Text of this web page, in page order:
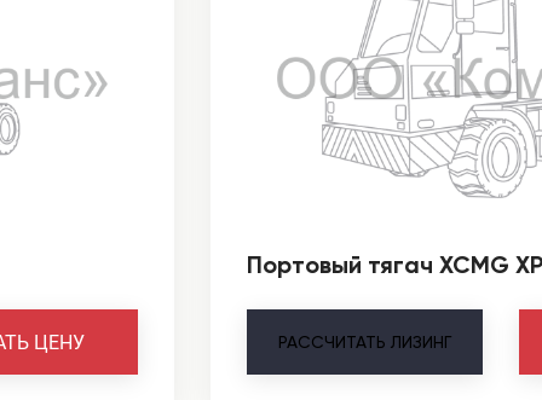
ЦЕНУ
Портовый тягач XCMG
РАССЧИТАТЬ ЛИЗИНГ